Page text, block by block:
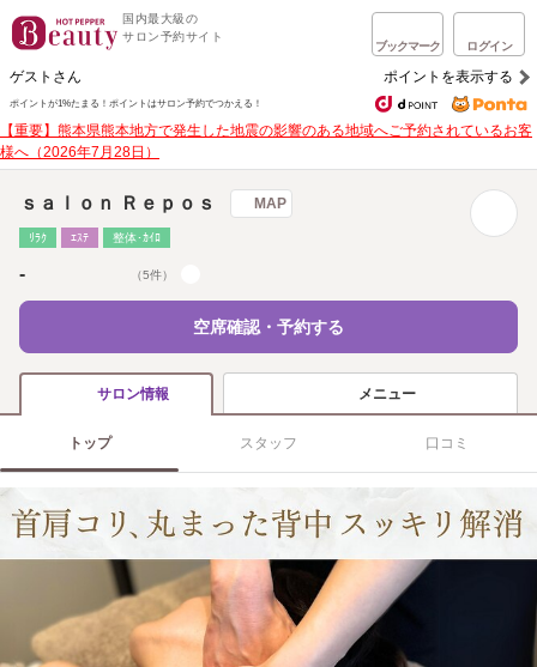
国内最大級の
サロン予約サイト
ブックマーク ログイン
ゲストさん ポイントを表示する
ポイントが1%たまる！ ポイントはサロン予約でつかえる！
【重要】熊本県熊本地方で発生した地震の影響のある地域へご予約されているお客
様へ（2026年7月28日）
ｓａｌｏｎ Ｒｅｐｏｓ MAP
ﾘﾗｸ ｴｽﾃ 整体･ｶｲﾛ
- （5件）
空席確認・予約する
サロン情報 メニュー
トップ スタッフ 口コミ